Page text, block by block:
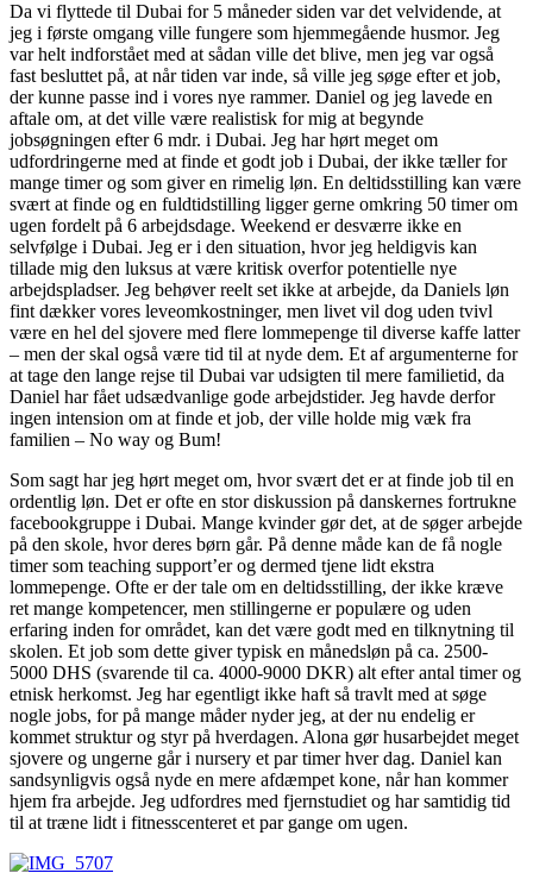
Da vi flyttede til Dubai for 5 måneder siden var det velvidende, at
jeg i første omgang ville fungere som hjemmegående husmor. Jeg
var helt indforstået med at sådan ville det blive, men jeg var også
fast besluttet på, at når tiden var inde, så ville jeg søge efter et job,
der kunne passe ind i vores nye rammer. Daniel og jeg lavede en
aftale om, at det ville være realistisk for mig at begynde
jobsøgningen efter 6 mdr. i Dubai. Jeg har hørt meget om
udfordringerne med at finde et godt job i Dubai, der ikke tæller for
mange timer og som giver en rimelig løn. En deltidsstilling kan være
svært at finde og en fuldtidstilling ligger gerne omkring 50 timer om
ugen fordelt på 6 arbejdsdage. Weekend er desværre ikke en
selvfølge i Dubai. Jeg er i den situation, hvor jeg heldigvis kan
tillade mig den luksus at være kritisk overfor potentielle nye
arbejdspladser. Jeg behøver reelt set ikke at arbejde, da Daniels løn
fint dækker vores leveomkostninger, men livet vil dog uden tvivl
være en hel del sjovere med flere lommepenge til diverse kaffe latter
– men der skal også være tid til at nyde dem. Et af argumenterne for
at tage den lange rejse til Dubai var udsigten til mere familietid, da
Daniel har fået udsædvanlige gode arbejdstider. Jeg havde derfor
ingen intension om at finde et job, der ville holde mig væk fra
familien – No way og Bum!
Som sagt har jeg hørt meget om, hvor svært det er at finde job til en
ordentlig løn. Det er ofte en stor diskussion på danskernes fortrukne
facebookgruppe i Dubai. Mange kvinder gør det, at de søger arbejde
på den skole, hvor deres børn går. På denne måde kan de få nogle
timer som teaching support’er og dermed tjene lidt ekstra
lommepenge. Ofte er der tale om en deltidsstilling, der ikke kræve
ret mange kompetencer, men stillingerne er populære og uden
erfaring inden for området, kan det være godt med en tilknytning til
skolen. Et job som dette giver typisk en månedsløn på ca. 2500-
5000 DHS (svarende til ca. 4000-9000 DKR) alt efter antal timer og
etnisk herkomst. Jeg har egentligt ikke haft så travlt med at søge
nogle jobs, for på mange måder nyder jeg, at der nu endelig er
kommet struktur og styr på hverdagen. Alona gør husarbejdet meget
sjovere og ungerne går i nursery et par timer hver dag. Daniel kan
sandsynligvis også nyde en mere afdæmpet kone, når han kommer
hjem fra arbejde. Jeg udfordres med fjernstudiet og har samtidig tid
til at træne lidt i fitnesscenteret et par gange om ugen.